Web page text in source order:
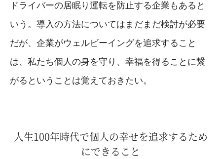
ドライバーの居眠り運転を防止する企業もあると
いう。導入の方法についてはまだまだ検討が必要
だが、企業がウェルビーイングを追求すること
は、私たち個人の身を守り、幸福を得ることに繋
がるということは覚えておきたい。
人生100年時代で個人の幸せを追求するため
にできること